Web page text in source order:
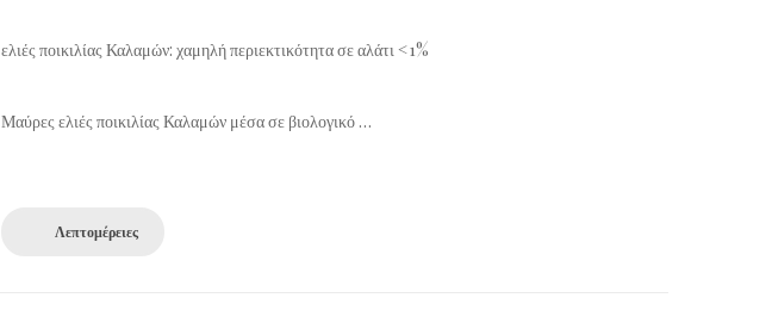
ελιές ποικιλίας Καλαμών: χαμηλή περιεκτικότητα σε αλάτι <1%
Μαύρες ελιές ποικιλίας Καλαμών μέσα σε βιολογικό …
Λεπτομέρειες